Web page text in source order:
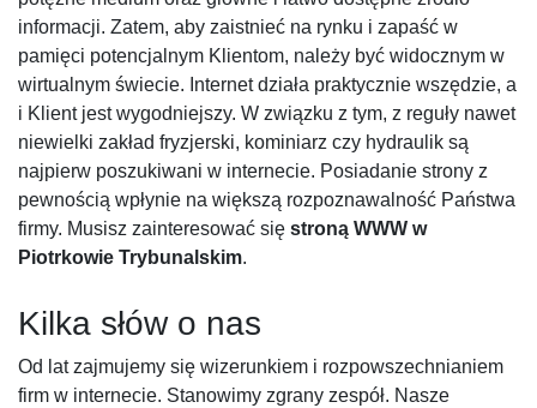
informacji. Zatem, aby zaistnieć na rynku i zapaść w
pamięci potencjalnym Klientom, należy być widocznym w
wirtualnym świecie. Internet działa praktycznie wszędzie, a
i Klient jest wygodniejszy. W związku z tym, z reguły nawet
niewielki zakład fryzjerski, kominiarz czy hydraulik są
najpierw poszukiwani w internecie. Posiadanie strony z
pewnością wpłynie na większą rozpoznawalność Państwa
firmy. Musisz zainteresować się stroną WWW w
Piotrkowie Trybunalskim.
Kilka słów o nas
Od lat zajmujemy się wizerunkiem i rozpowszechnianiem
firm w internecie. Stanowimy zgrany zespół. Nasze